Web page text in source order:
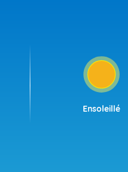
Ensoleillé